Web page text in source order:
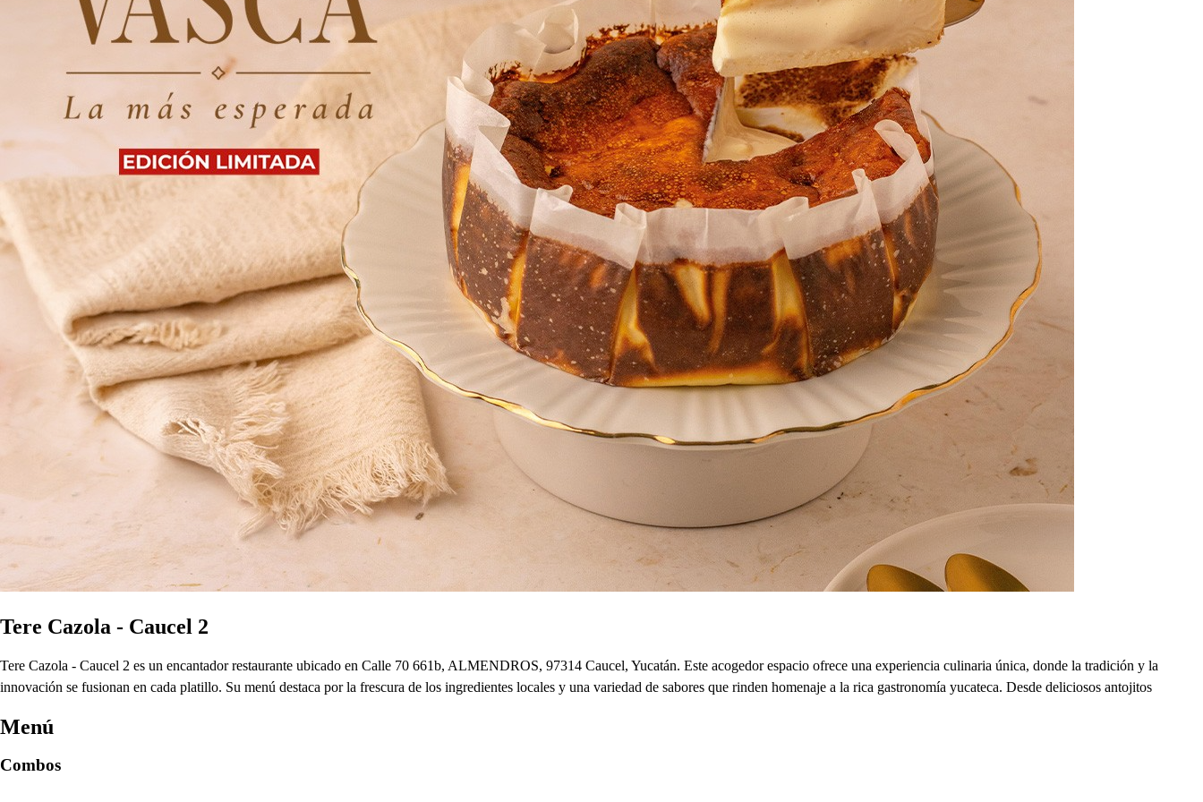
Tere Cazola - Caucel 2
Tere Cazola - Caucel 2 es un encantador restaurante ubicado en Calle 70 661b, ALMENDROS, 97314 Caucel, Yucatán. Este acogedor espacio ofrece una experiencia culinaria única, donde la tradición y la
innovación se fusionan en cada platillo. Su menú destaca por la frescura de los ingredientes locales y una variedad de sabores que rinden homenaje a la rica gastronomía yucateca. Desde deliciosos antojitos
Menú
Combos